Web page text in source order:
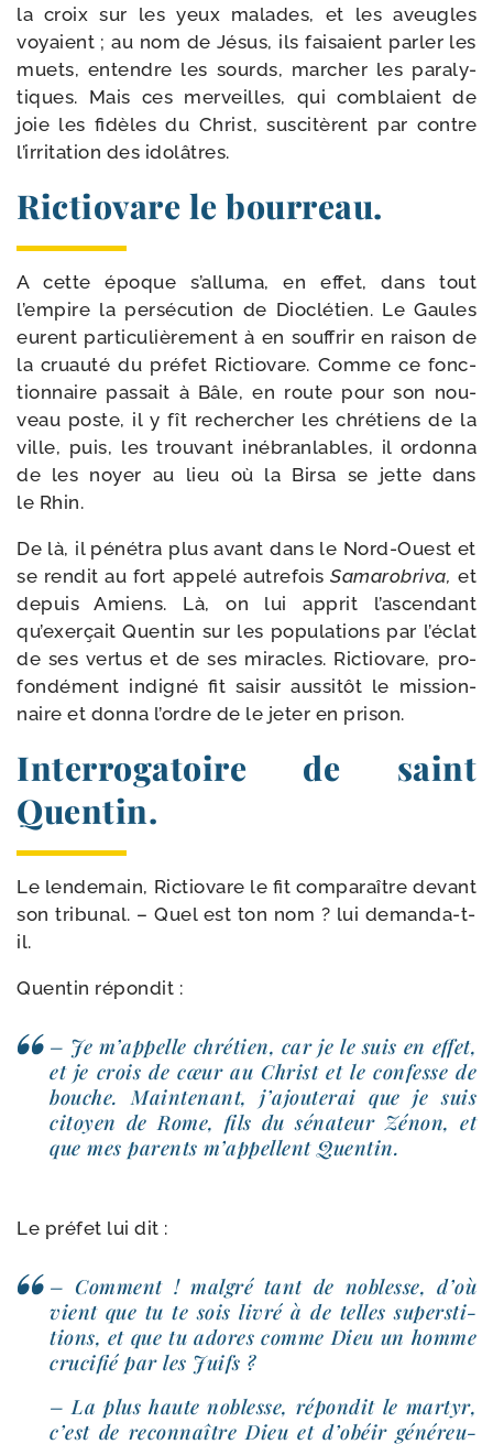
la croix sur les yeux malades, et les aveugles
voyaient ; au nom de Jésus, ils fai­saient par­ler les
muets, entendre les sourds, mar­cher les para­ly­
tiques. Mais ces mer­veilles, qui com­blaient de
joie les fidèles du Christ, sus­ci­tèrent par contre
l’irritation des idolâtres.
Rictiovare le bourreau.
A cette époque s’alluma, en effet, dans tout
l’empire la persé­cution de Dioclétien. Le Gaules
eurent par­ti­cu­liè­re­ment à en souf­frir en rai­son de
la cruau­té du pré­fet Rictiovare. Comme ce fonc­
tion­naire pas­sait à Bâle, en route pour son nou­
veau poste, il y fît recher­cher les chré­tiens de la
ville, puis, les trou­vant iné­branlables, il ordon­na
de les noyer au lieu où la Birsa se jette dans
le Rhin.
De là, il péné­tra plus avant dans le Nord-​Ouest et
se ren­dit au fort appe­lé autre­foisSamarobriva, et
depuis Amiens. Là, on lui apprit l’ascendant
qu’exerçait Quentin sur les popu­la­tions par l’éclat
de ses ver­tus et de ses miracles. Rictiovare, pro­
fon­dé­ment indi­gné fit sai­sir aus­si­tôt le mis­sion­
naire et don­na l’ordre de le jeter en prison.
Interrogatoire de saint
Quentin.
Le len­de­main, Rictiovare le fit com­pa­raître devant
son tri­bu­nal. – Quel est ton nom ? lui demanda-t-
il.
Quentin répon­dit :
– Je m’appelle chré­tien, car je le suis en effet,
et je crois de cœur au Christ et le confesse de
bouche. Maintenant, j’ajouterai que je suis
citoyen de Rome, fils du séna­teur Zénon, et
que mes parents m’appellent Quentin.
Le pré­fet lui dit :
– Comment ! mal­gré tant de noblesse, d’où
vient que tu te sois livré à de telles super­sti­
tions, et que tu adores comme Dieu un homme
cru­ci­fié par les Juifs ?
– La plus haute noblesse, répon­dit le mar­tyr,
c’est de recon­naître Dieu et d’obéir géné­reu­